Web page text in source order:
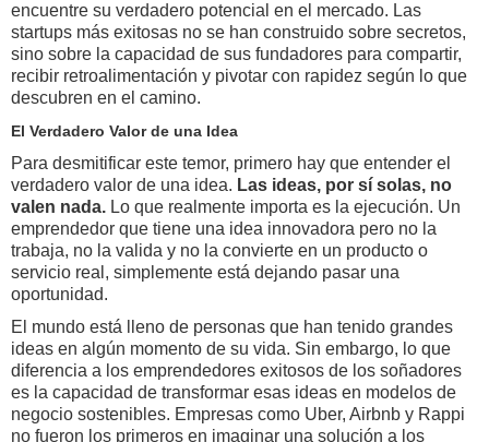
encuentre su verdadero potencial en el mercado. Las
startups más exitosas no se han construido sobre secretos,
sino sobre la capacidad de sus fundadores para compartir,
recibir retroalimentación y pivotar con rapidez según lo que
descubren en el camino.
El Verdadero Valor de una Idea
Para desmitificar este temor, primero hay que entender el
verdadero valor de una idea. Las ideas, por sí solas, no
valen nada. Lo que realmente importa es la ejecución. Un
emprendedor que tiene una idea innovadora pero no la
trabaja, no la valida y no la convierte en un producto o
servicio real, simplemente está dejando pasar una
oportunidad.
El mundo está lleno de personas que han tenido grandes
ideas en algún momento de su vida. Sin embargo, lo que
diferencia a los emprendedores exitosos de los soñadores
es la capacidad de transformar esas ideas en modelos de
negocio sostenibles. Empresas como Uber, Airbnb y Rappi
no fueron los primeros en imaginar una solución a los